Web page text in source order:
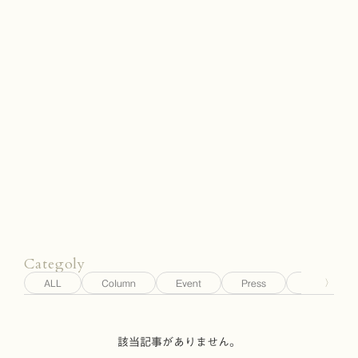
Categoly
ALL Column Event Press Story〉
該当記事がありません。